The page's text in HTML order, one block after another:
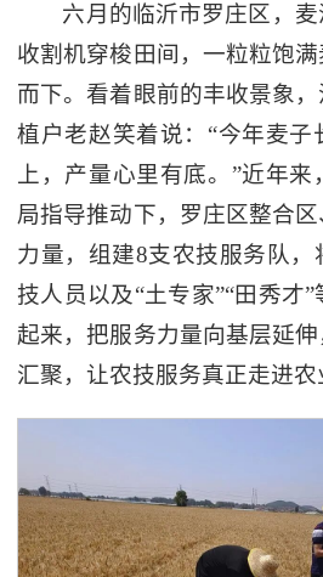
六月的临沂市罗庄区，麦
收割机穿梭田间，一粒粒饱
而下。看着眼前的丰收景象
植户老赵笑着说：“今年麦子
上，产量心里有底。”近年
局指导推动下，罗庄区整合
力量，组建8支农技服务队
技人员以及“土专家”“田秀才
起来，把服务力量向基层延
汇聚，让农技服务真正走进农